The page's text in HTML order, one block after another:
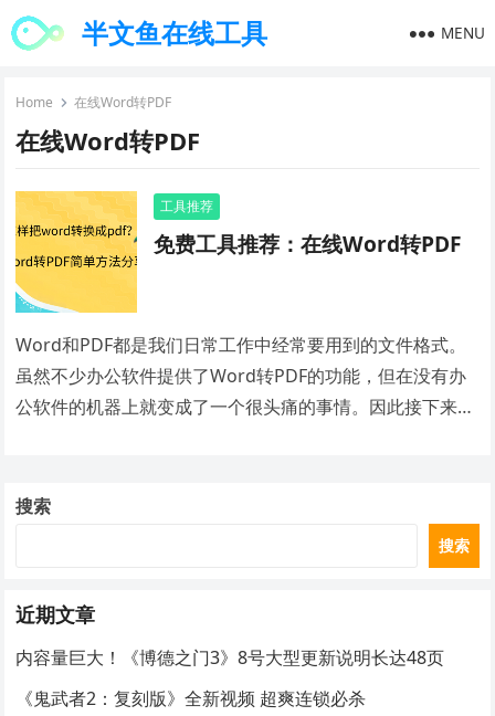
半文鱼在线工具 MENU
Home 在线Word转PDF
在线Word转PDF
工具推荐
免费工具推荐：在线Word转PDF
Word和PDF都是我们日常工作中经常要用到的文件格式。
虽然不少办公软件提供了Word转PDF的功能，但在没有办
公软件的机器上就变成了一个很头痛的事情。因此接下来会
搜索
搜索
近期文章
内容量巨大！《博德之门3》8号大型更新说明长达48页
《鬼武者2：复刻版》全新视频 超爽连锁必杀